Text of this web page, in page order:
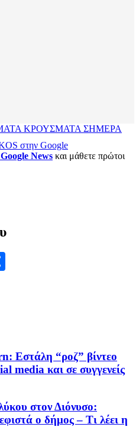
ΚΡΟΥΣΜΑΤΑ ΣΗΜΕΡΑ
στην Google
News και μάθετε πρώτοι
Εστάλη “ροζ” βίντεο
media και σε συγγενείς
στον Διόνυσο:
ο δήμος – Τι λέει η